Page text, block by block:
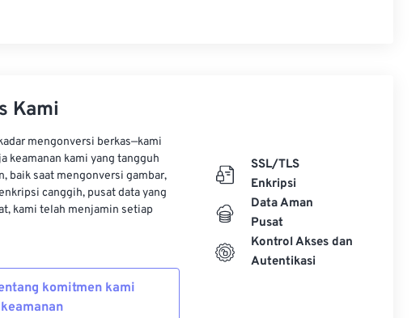
Kami
mengonversi berkas—kami
keamanan kami yang tangguh
baik saat mengonversi gambar,
canggih, pusat data yang
kami telah menjamin setiap
komitmen kami
SSL/TLS
Enkripsi
Data Aman
Pusat
Kontrol Akses dan
Autentikasi